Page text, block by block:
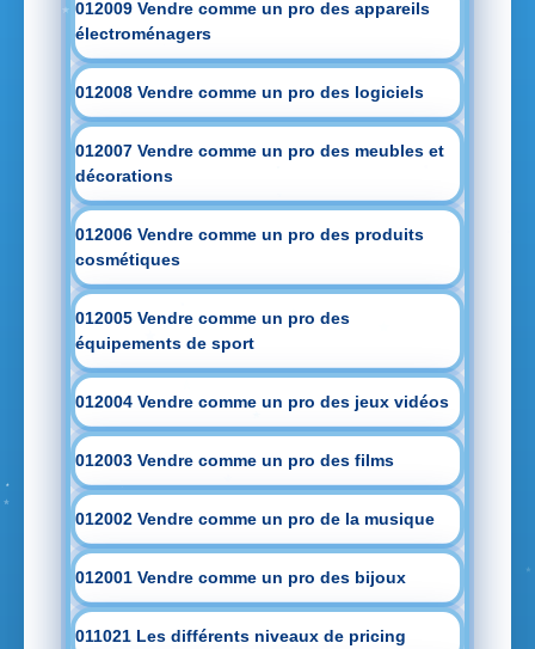
012009 Vendre comme un pro des appareils
électroménagers
012008 Vendre comme un pro des logiciels
012007 Vendre comme un pro des meubles et
décorations
012006 Vendre comme un pro des produits
cosmétiques
012005 Vendre comme un pro des
équipements de sport
012004 Vendre comme un pro des jeux vidéos
012003 Vendre comme un pro des films
012002 Vendre comme un pro de la musique
012001 Vendre comme un pro des bijoux
011021 Les différents niveaux de pricing